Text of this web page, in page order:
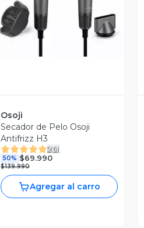
Osoji
Secador de Pelo Osoji
Antifrizz H3
5(6)
50% $69.990
$139.990
Agregar al carro